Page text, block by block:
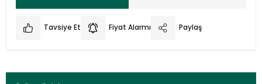
Tavsiye Et Fiyat Alarmı Paylaş